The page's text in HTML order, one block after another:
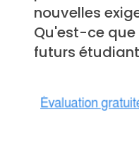
nouvelles
Qu'est-ce que
futurs